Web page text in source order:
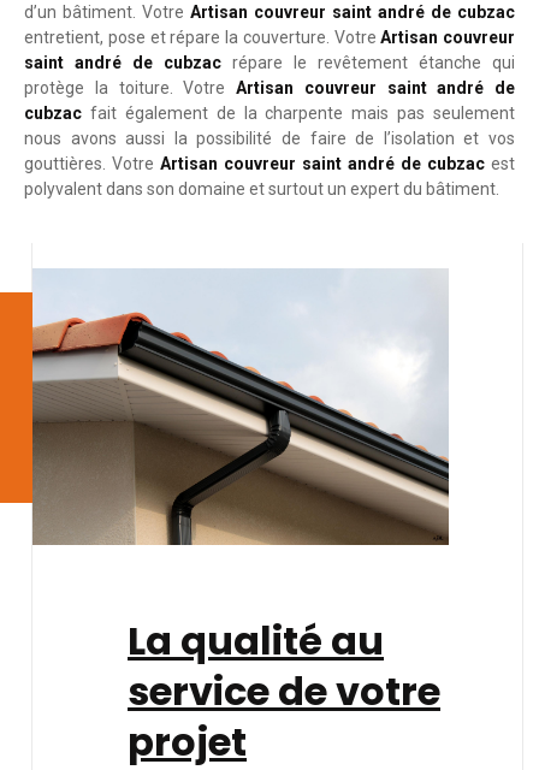
d’un bâtiment. Votre Artisan couvreur saint andré de cubzac
entretient, pose et répare la couverture. VotreArtisan couvreur
saint andré de cubzac répare le revêtement étanche qui
protège la toiture. Votre Artisan couvreur saint andré de
cubzac fait également de la charpente mais pas seulement
nous avons aussi la possibilité de faire de l’isolation et vos
gouttières. Votre Artisan couvreur saint andré de cubzac est
polyvalent dans son domaine et surtout un expert du bâtiment.
La qualité au
service de votre
projet